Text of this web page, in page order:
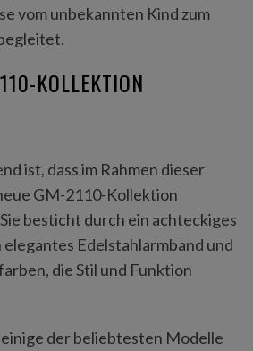
vom unbekannten Kind zum
KOLLEKTION
ist, dass im Rahmen dieser
GM-2110-Kollektion
besticht durch ein achteckiges
Edelstahlarmband und
die Stil und Funktion
der beliebtesten Modelle